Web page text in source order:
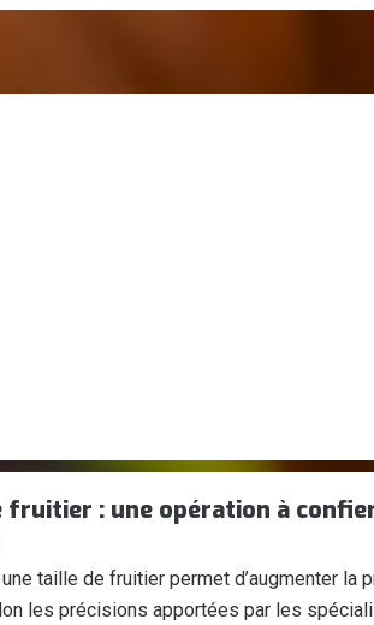
fruitier : une opération à
taille de fruitier permet d’augmenter la
les précisions apportées par les